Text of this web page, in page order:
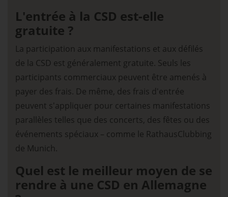
L'entrée à la CSD est-elle
gratuite ?
La participation aux manifestations et aux défilés
de la CSD est généralement gratuite. Seuls les
participants commerciaux peuvent être amenés à
payer des frais. De même, des frais d'entrée
peuvent s'appliquer pour certaines manifestations
parallèles telles que des concerts, des fêtes ou des
événements spéciaux – comme le RathausClubbing
de Munich.
Quel est le meilleur moyen de se
rendre à une CSD en Allemagne